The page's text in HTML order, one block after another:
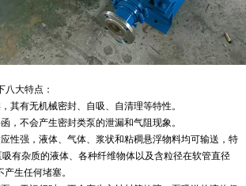
八大特点：
其有无机械密封、自吸、自清理等特性。
，不会产生密封类泵的泄漏和气阻现象。
性强，液体、气体、浆状和粘稠悬浮物料均可输送，特
有杂质的液体、各种纤维物体以及含粒径在软管直径
生任何堵塞。